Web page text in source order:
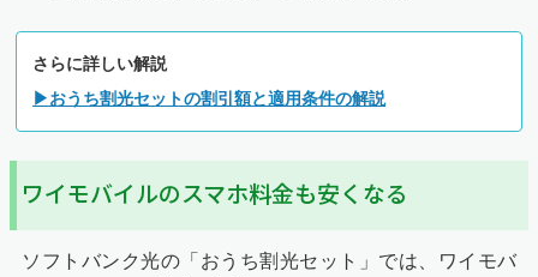
さらに詳しい解説
▶おうち割光セットの割引額と適用条件の解説
ワイモバイルのスマホ料金も安くなる
ソフトバンク光の「おうち割光セット」では、ワイモバ